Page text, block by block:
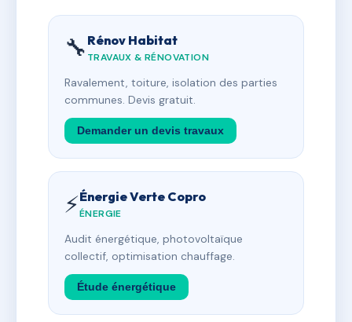
🔧 Rénov Habitat
TRAVAUX & RÉNOVATION
Ravalement, toiture, isolation des parties
communes. Devis gratuit.
Demander un devis travaux
⚡Énergie Verte Copro
ÉNERGIE
Audit énergétique, photovoltaïque
collectif, optimisation chauffage.
Étude énergétique